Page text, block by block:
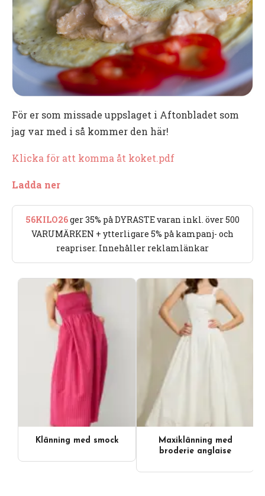
För er som missade uppslaget i Aftonbladet som
jag var med i så kommer den här!
Klicka för att komma åt koket.pdf
Ladda ner
56KILO26ger 35% på DYRASTE varan inkl. över 500
VARUMÄRKEN + ytterligare 5% på kampanj- och
reapriser. Innehåller reklamlänkar
Klänning med smock
Maxiklänning med
broderie anglaise